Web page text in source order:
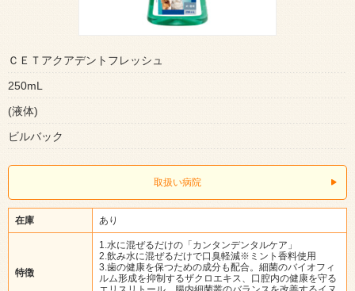
ＣＥＴアクアデントフレッシュ
250mL
(液体)
ビルバック
取扱い病院
在庫 あり
特徴
1.水に混ぜるだけの「カンタンデンタルケア」
2.飲み水に混ぜるだけで口臭軽減※ミント香料使用
3.歯の健康を保つための成分も配合。細菌のバイオフィ
ルム形成を抑制するザクロエキス、口腔内の健康を守る